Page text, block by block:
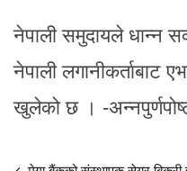
नेपाली समुदायले धान्न
नेपाली
खुलेको छ । -